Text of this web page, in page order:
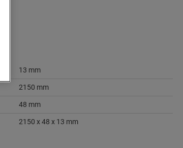
13 mm
2150 mm
48 mm
2150 x 48 x 13 mm